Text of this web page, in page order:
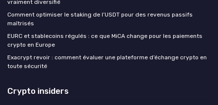
vraiment diversifié
Comment optimiser le staking de l’USDT pour des revenus passifs
maîtrisés
EURC et stablecoins régulés : ce que MiCA change pour les paiements
crypto en Europe
Exacrypt revoir : comment évaluer une plateforme d’échange crypto en
toute sécurité
Crypto insiders